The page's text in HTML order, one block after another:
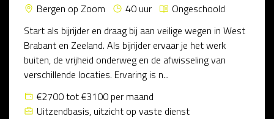
Bergen op Zoom 40 uur
Ongeschoold
Start als bijrijder en draag bij aan veilige wegen in West
Brabant en Zeeland. Als bijrijder ervaar je het werk
buiten, de vrijheid onderweg en de afwisseling van
verschillende locaties. Ervaring is n...
€2700 tot €3100 per maand
Uitzendbasis, uitzicht op vaste dienst